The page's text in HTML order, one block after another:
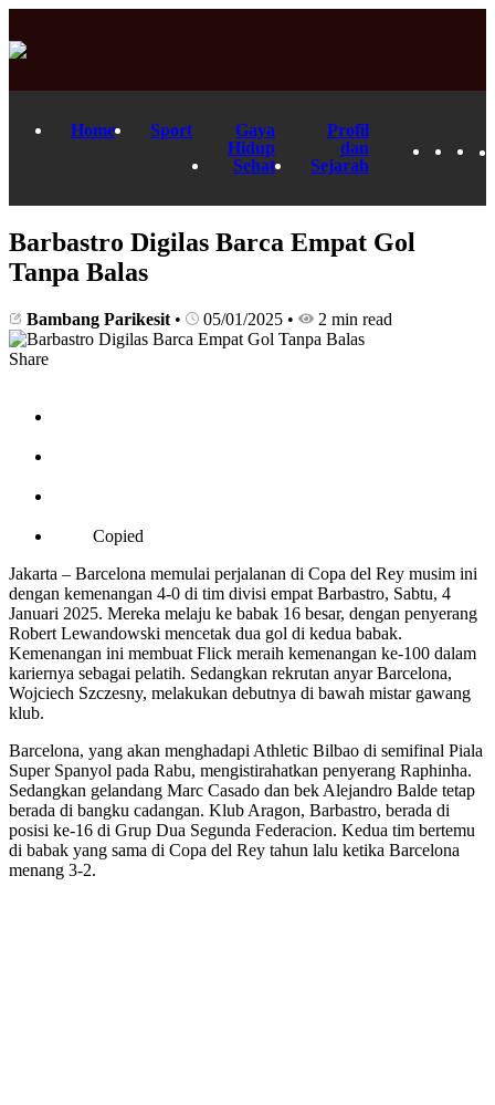
Home Sport
Gaya
Hidup
Sehat
Profil
dan
Sejarah
Barbastro Digilas Barca Empat Gol
Tanpa Balas
Bambang Parikesit • 05/01/2025 • 2 min read
Share
Copied
Jakarta – Barcelona memulai perjalanan di Copa del Rey musim ini
dengan kemenangan 4-0 di tim divisi empat Barbastro, Sabtu, 4
Januari 2025. Mereka melaju ke babak 16 besar, dengan penyerang
Robert Lewandowski mencetak dua gol di kedua babak.
Kemenangan ini membuat Flick meraih kemenangan ke-100 dalam
kariernya sebagai pelatih. Sedangkan rekrutan anyar Barcelona,
Wojciech Szczesny, melakukan debutnya di bawah mistar gawang
klub.
Barcelona, yang akan menghadapi Athletic Bilbao di semifinal Piala
Super Spanyol pada Rabu, mengistirahatkan penyerang Raphinha.
Sedangkan gelandang Marc Casado dan bek Alejandro Balde tetap
berada di bangku cadangan. Klub Aragon, Barbastro, berada di
posisi ke-16 di Grup Dua Segunda Federacion. Kedua tim bertemu
di babak yang sama di Copa del Rey tahun lalu ketika Barcelona
menang 3-2.